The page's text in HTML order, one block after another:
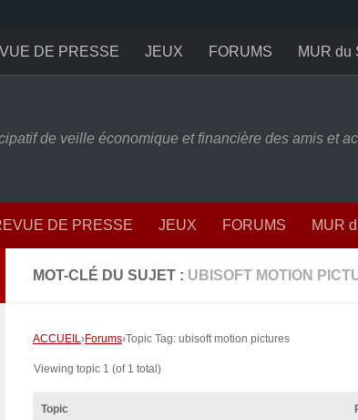
DE PRESSE JEUX FORUMS MUR du
de veille économique et financière des amis et
DE PRESSE JEUX FORUMS MUR
MOT-CLÉ DU SUJET : UBISOFT MOTION
ACCUEIL›Forums›Topic Tag: ubisoft motion pictures
Viewing topic 1 (of 1 total)
Topic